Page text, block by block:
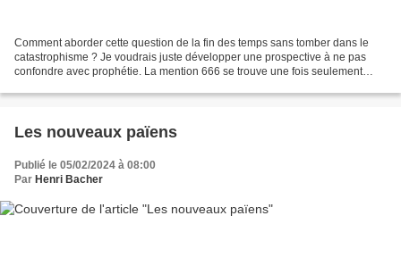
Comment aborder cette question de la fin des temps sans tomber dans le
catastrophisme ? Je voudrais juste développer une prospective à ne pas
confondre avec prophétie. La mention 666 se trouve une fois seulement
Les nouveaux païens
Publié le 05/02/2024 à 08:00
Par Henri Bacher